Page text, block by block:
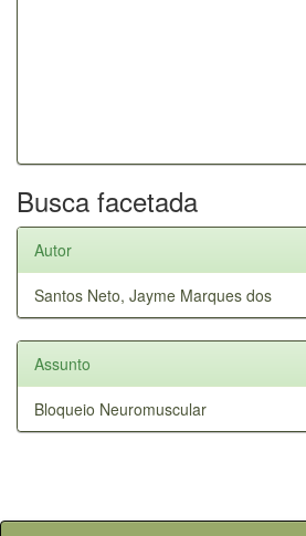
Busca facetada
Autor
Santos Neto, Jayme Marques dos
Assunto
Bloqueio Neuromuscular